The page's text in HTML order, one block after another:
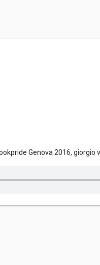
Genova 2016,